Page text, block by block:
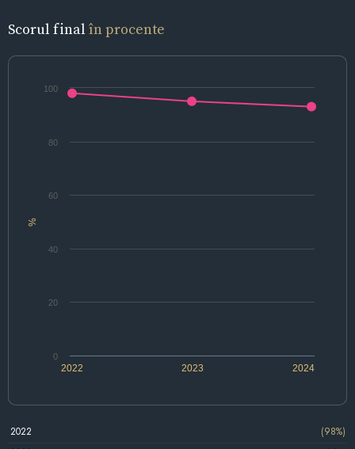
Scorul final în procente
%
2022 2023 2024
0
20
40
60
80
100
2022
(98%)